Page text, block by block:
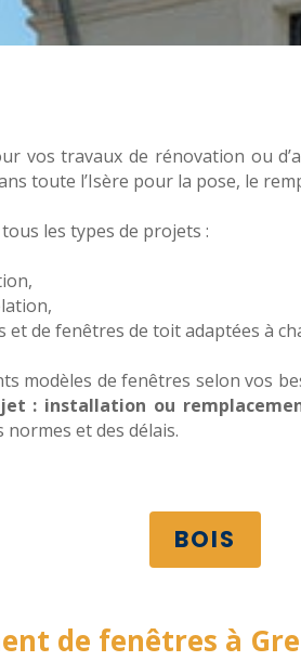
vos travaux de rénovation ou
toute l’Isère pour la pose, le
les types de projets :
et de fenêtres de toit adaptées à
modèles de fenêtres selon vos
: installation ou
et des délais.
BOIS
de fenêtres à